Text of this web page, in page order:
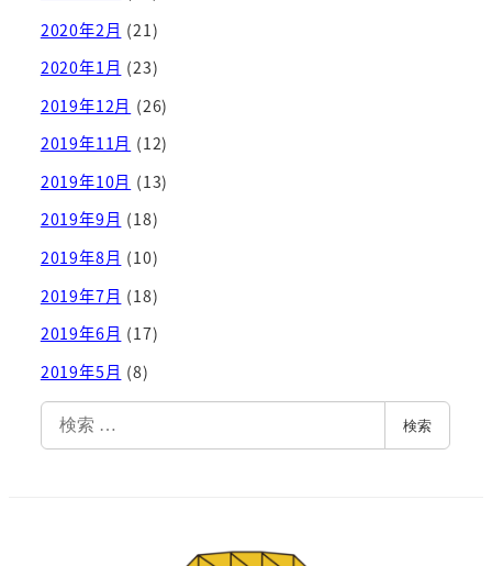
2020年2月 (21)
2020年1月 (23)
2019年12月 (26)
2019年11月 (12)
2019年10月 (13)
2019年9月 (18)
2019年8月 (10)
2019年7月 (18)
2019年6月 (17)
2019年5月 (8)
索
検索